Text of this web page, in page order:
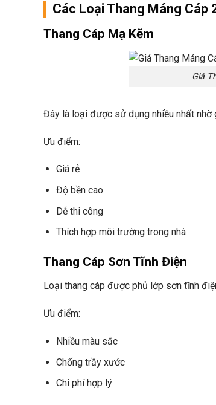
Các Loại Thang Máng Cáp
Thang Cáp Mạ Kẽm
Giá
Đây là loại được sử dụng nhiều nhất nhờ
Ưu điểm:
Giá rẻ
Độ bền cao
Dễ thi công
Thích hợp môi trường trong nhà
Thang Cáp Sơn Tĩnh Điện
Loại thang cáp được phủ lớp sơn tĩnh
Ưu điểm:
Nhiều màu sắc
Chống trầy xước
Chi phí hợp lý